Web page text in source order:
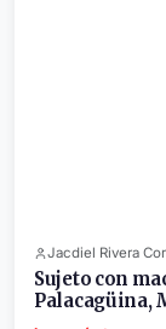
Jacdiel Rivera
Sujeto con
Palacagüina,